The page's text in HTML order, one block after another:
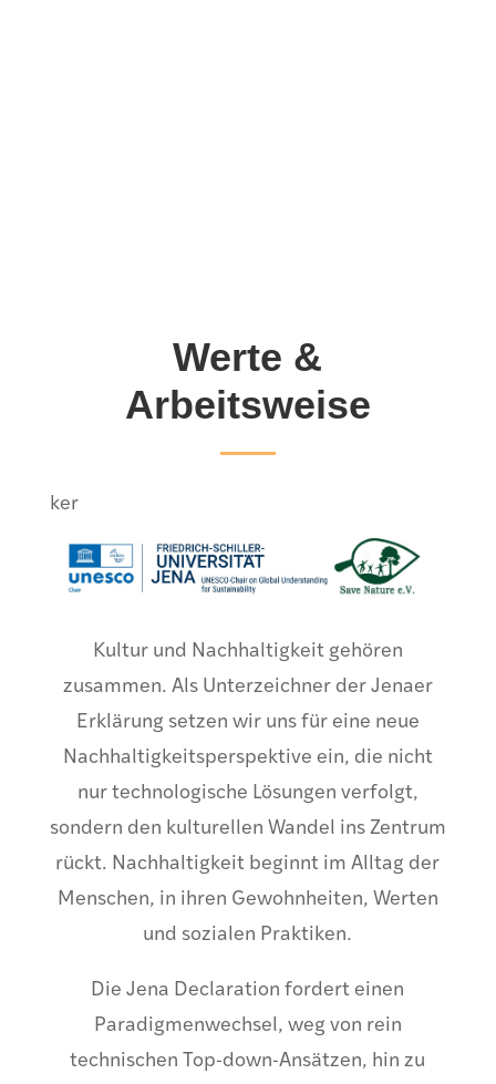
Werte &
Arbeitsweise
ker
Kultur und Nachhaltigkeit gehören
zusammen. Als Unterzeichner der Jenaer
Erklärung setzen wir uns für eine neue
Nachhaltigkeitsperspektive ein, die nicht
nur technologische Lösungen verfolgt,
sondern den kulturellen Wandel ins Zentrum
rückt. Nachhaltigkeit beginnt im Alltag der
Menschen, in ihren Gewohnheiten, Werten
und sozialen Praktiken.
Die Jena Declaration fordert einen
Paradigmenwechsel, weg von rein
technischen Top-down-Ansätzen, hin zu